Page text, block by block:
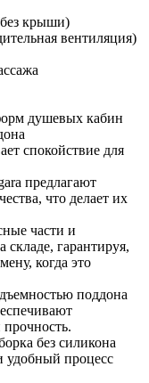
крыши)
вентиляция)
душевых кабин
спокойствие для
предлагают
что делает их
части и
складе, гарантируя,
когда это
поддона
без силикона
удобный процесс